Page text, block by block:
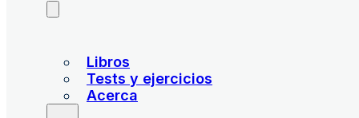
Libros
Tests y ejercicios
Acerca